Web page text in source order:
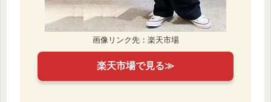
画像リンク先：楽天市場
楽天市場で見る≫